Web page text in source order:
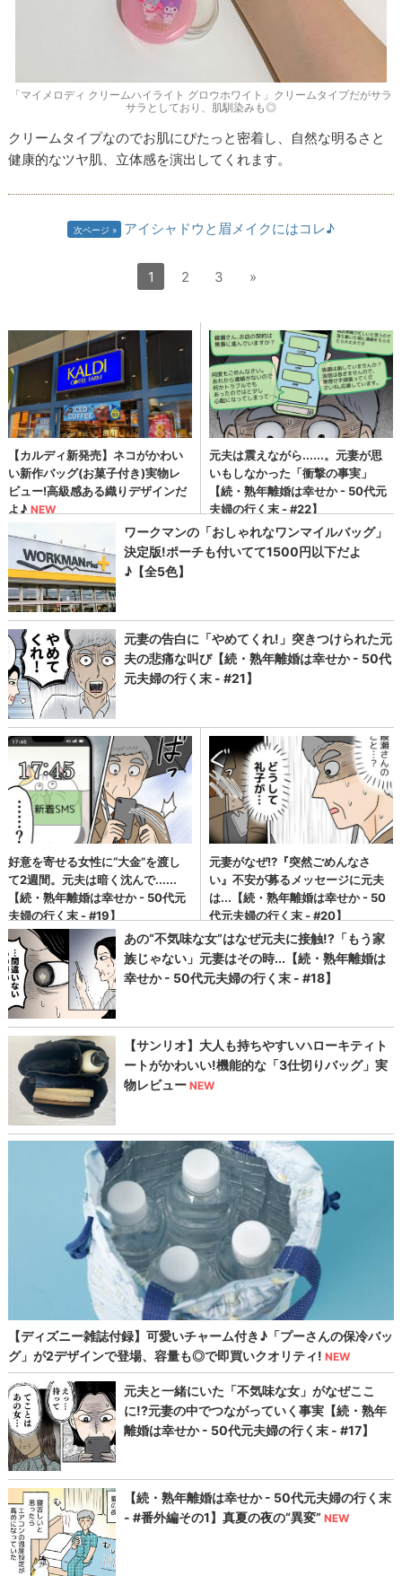
「マイメロディ クリームハイライト グロウホワイト」クリームタイプだがサラ
サラとしており、肌馴染みも◎
クリームタイプなのでお肌にぴたっと密着し、自然な明るさと
健康的なツヤ肌、立体感を演出してくれます。
次ページ アイシャドウと眉メイクにはコレ♪
1 2 3 »